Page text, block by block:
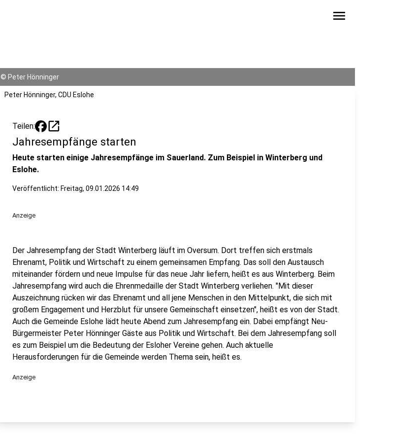
menu
© Peter Hönninger
Peter Hönninger, CDU Eslohe
Teilen: open_in_new
Jahresempfänge starten
Heute starten einige Jahresempfänge im Sauerland. Zum Beispiel in Winterberg und
Eslohe.
Veröffentlicht: Freitag, 09.01.2026 14:49
Anzeige
Der Jahresempfang der Stadt Winterberg läuft im Oversum. Dort treffen sich erstmals
Ehrenamt, Politik und Wirtschaft zu einem gemeinsamen Empfang. Das soll den Austausch
miteinander fördern und neue Impulse für das neue Jahr liefern, heißt es aus Winterberg. Beim
Jahresempfang wird auch die Ehrenmedaille der Stadt Winterberg verliehen. "Mit dieser
Auszeichnung rücken wir das Ehrenamt und all jene Menschen in den Mittelpunkt, die sich mit
großem Engagement und Herzblut für unsere Gemeinschaft einsetzen", heißt es von der Stadt.
Auch die Gemeinde Eslohe lädt heute Abend zum Jahresempfang ein. Dabei empfängt Neu-
Bürgermeister Peter Hönninger Gäste aus Politik und Wirtschaft. Bei dem Jahresempfang soll
es zum Beispiel um die Bedeutung der Esloher Vereine gehen. Auch aktuelle
Herausforderungen für die Gemeinde werden Thema sein, heißt es.
Anzeige